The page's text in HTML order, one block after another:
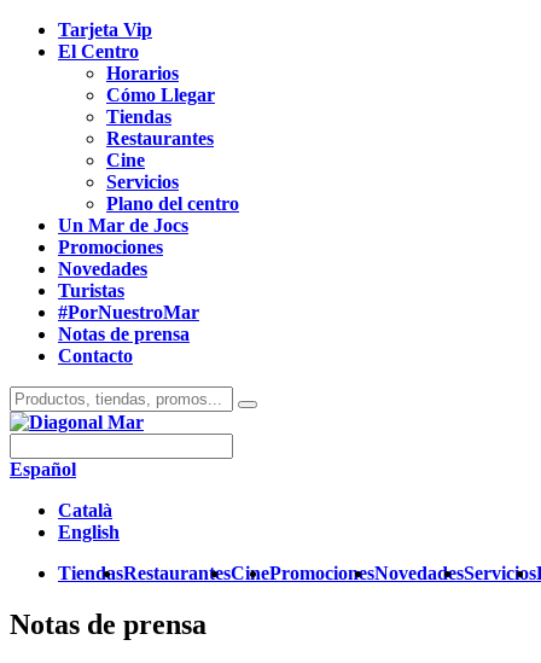
Tarjeta Vip
El Centro
Horarios
Cómo Llegar
Tiendas
Restaurantes
Cine
Servicios
Plano del centro
Un Mar de Jocs
Promociones
Novedades
Turistas
#PorNuestroMar
Notas de prensa
Contacto
Español
Català
English
TiendasRestaurantesCinePromocionesNovedadesServicios
Notas de prensa